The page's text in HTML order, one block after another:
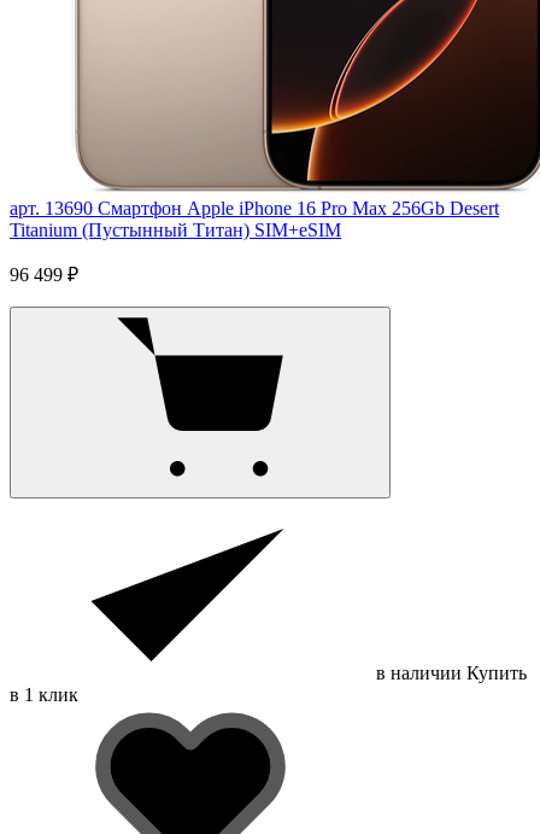
арт. 13690 Смартфон Apple iPhone 16 Pro Max 256Gb Desert
Titanium (Пустынный Титан) SIM+eSIM
96 499 ₽
в наличии Купить
в 1 клик